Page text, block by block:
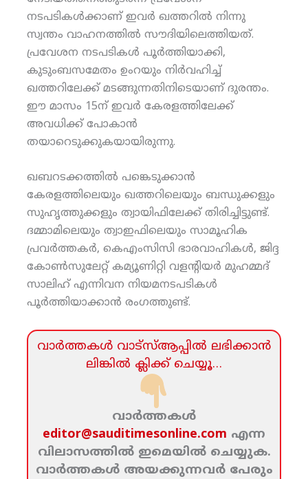
നടപടികള്‍ക്കാണ് ഇവര്‍ ഖത്തറില്‍ നിന്നു
സ്വന്തം വാഹനത്തില്‍ സൗദിയിലെത്തിയത്.
പ്രവേശന നടപടികള്‍ പൂര്‍ത്തിയാക്കി,
കുടുംബസമേതം ഉംറയും നിര്‍വഹിച്ച്
ഖത്തറിലേക്ക് മടങ്ങുന്നതിനിടെയാണ് ദുരന്തം.
ഈ മാസം 15ന് ഇവര്‍ കേരളത്തിലേക്ക്
അവധിക്ക് പോകാന്‍
തയാറെടുക്കുകയായിരുന്നു.
ഖബറടക്കത്തില്‍ പങ്കെടുക്കാന്‍
കേരളത്തിലെയും ഖത്തറിലെയും ബന്ധുക്കളും
സുഹൃത്തുക്കളും ത്വായിഫിലേക്ക് തിരിച്ചിട്ടുണ്ട്.
ദമ്മാമിലെയും ത്വാഇഫിലെയും സാമൂഹിക
പ്രവര്‍ത്തകര്‍, കെഎംസിസി ഭാരവാഹികള്‍, ജിദ്ദ
കോണ്‍സുലേറ്റ് കമ്യൂണിറ്റി വളന്റിയര്‍ മുഹമ്മദ്
സാലിഹ് എന്നിവന നിയമനടപടികള്‍
പൂര്‍ത്തിയാക്കാന്‍ രംഗത്തുണ്ട്.
വാര്‍ത്തകള്‍ വാട്‌സ്‌ആപ്പില്‍ ലഭിക്കാന്‍
ലിങ്കില്‍ ക്ലിക്ക്‌ ചെയ്യൂ…
വാര്‍ത്തകള്‍
editor@sauditimesonline.com എന്ന
വിലാസത്തില്‍ ഇമെയില്‍ ചെയ്യുക.
വാര്‍ത്തകള്‍ അയക്കുന്നവര്‍ പേരും